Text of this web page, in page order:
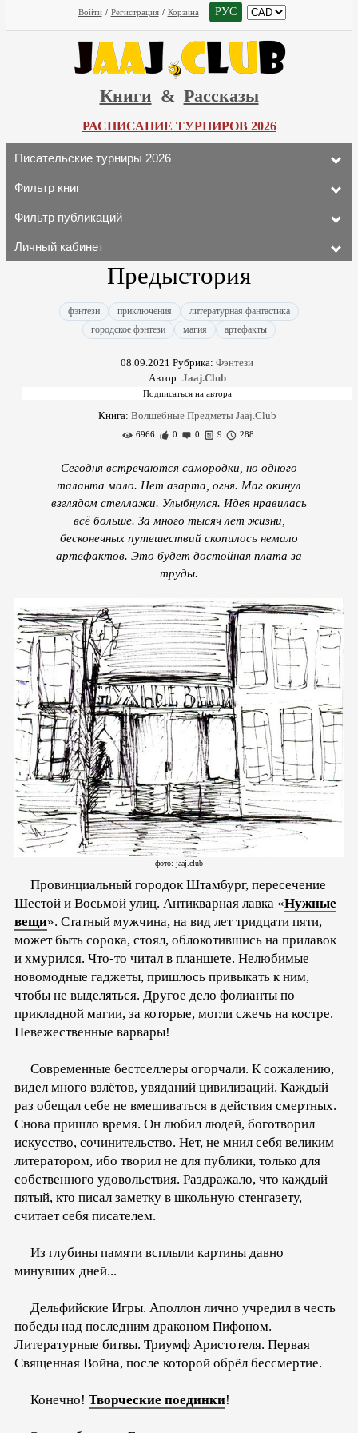
Войти / Регистрация / Корзина РУС
Книги & Рассказы
РАСПИСАНИЕ ТУРНИРОВ 2026
Писательские турниры 2026
Фильтр книг
Фильтр публикаций
Личный кабинет
Предыстория
фэнтези приключения
литературная фантастика
городское фэнтези
магия артефакты
08.09.2021 Рубрика: Фэнтези
Автор: Jaaj.Club
Книга: Волшебные Предметы Jaaj.Club
6966 0 0 9 288
Сегодня встречаются самородки, но одного
таланта мало. Нет азарта, огня. Маг окинул
взглядом стеллажи. Улыбнулся. Идея нравилась
всё больше. За много тысяч лет жизни,
бесконечных путешествий скопилось немало
артефактов. Это будет достойная плата за
труды.
фото: jaaj.club
Провинциальный городок Штамбург, пересечение
Шестой и Восьмой улиц. Антикварная лавка «Нужные
вещи». Статный мужчина, на вид лет тридцати пяти,
может быть сорока, стоял, облокотившись на прилавок
и хмурился. Что-то читал в планшете. Нелюбимые
новомодные гаджеты, пришлось привыкать к ним,
чтобы не выделяться. Другое дело фолианты по
прикладной магии, за которые, могли сжечь на костре.
Невежественные варвары!
Современные бестселлеры огорчали. К сожалению,
видел много взлётов, увяданий цивилизаций. Каждый
раз обещал себе не вмешиваться в действия смертных.
Снова пришло время. Он любил людей, боготворил
искусство, сочинительство. Нет, не мнил себя великим
литератором, ибо творил не для публики, только для
собственного удовольствия. Раздражало, что каждый
пятый, кто писал заметку в школьную стенгазету,
считает себя писателем.
Из глубины памяти всплыли картины давно
минувших дней...
Дельфийские Игры. Аполлон лично учредил в честь
победы над последним драконом Пифоном.
Литературные битвы. Триумф Аристотеля. Первая
Священная Война, после которой обрёл бессмертие.
Конечно! Творческие поединки!